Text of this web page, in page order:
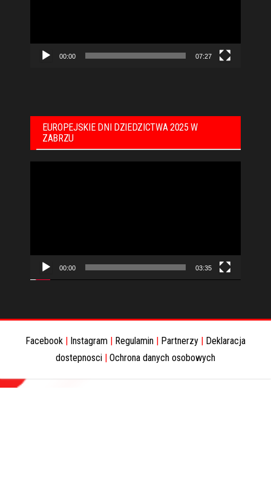
00:00 07:27
EUROPEJSKIE DNI DZIEDZICTWA 2025 W
ZABRZU
00:00 03:35
Facebook Instagram Regulamin Partnerzy
Deklaracja
dostepnosci
Ochrona danych osobowych